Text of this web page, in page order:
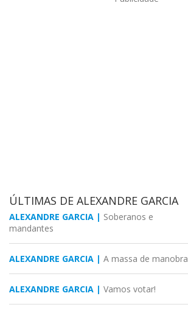
ÚLTIMAS DE ALEXANDRE GARCIA
ALEXANDRE GARCIA | Soberanos e
mandantes
ALEXANDRE GARCIA | A massa de manobra
ALEXANDRE GARCIA | Vamos votar!